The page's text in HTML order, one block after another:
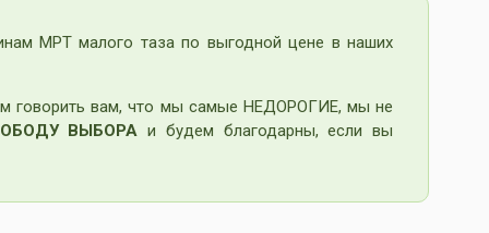
МРТ малого таза по выгодной цене в наших
вам, что мы самые НЕДОРОГИЕ, мы не
ВЫБОРА и будем благодарны, если вы